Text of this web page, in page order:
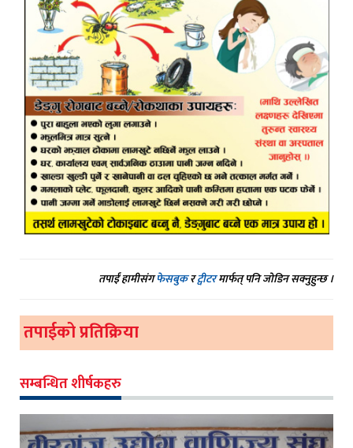
तपाईं हामीसंगफेसबुकरट्वीटरमार्फत् पनि जोडिन सक्नुहुन्छ ।
तपाईको प्रतिक्रिया
सम्बन्धित शीर्षकहरु